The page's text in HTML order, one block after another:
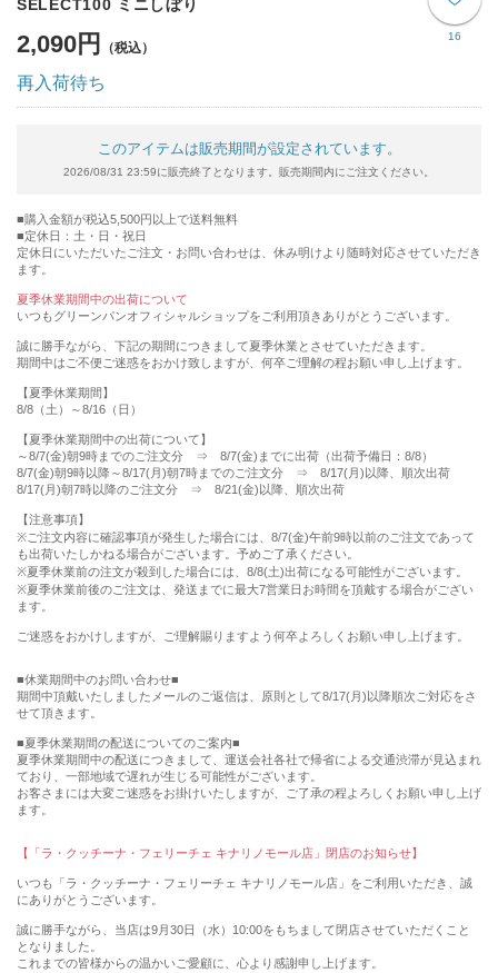
16
SELECT100 ミニしぼり
2,090円
再入荷待ち
このアイテムは販売期間が設定されています。
2026/08/31 23:59に販売終了となります。販売期間内にご注文ください。
購入金額が税込5,500円以上で送料無料
定休日：土・日・祝日
定休日にいただいたご注文・お問い合わせは、休み明けより随時対応させていただき
ます。
夏季休業期間中の出荷について
いつもグリーンパンオフィシャルショップをご利用頂きありがとうございます。
誠に勝手ながら、下記の期間につきまして夏季休業とさせていただきます。
期間中はご不便ご迷惑をおかけ致しますが、何卒ご理解の程お願い申し上げます。
【夏季休業期間】
8/8（土）～8/16（日）
【夏季休業期間中の出荷について】
～8/7(金)朝9時までのご注文分 ⇒ 8/7(金)までに出荷（出荷予備日：8/8）
8/7(金)朝9時以降～8/17(月)朝7時までのご注文分 ⇒ 8/17(月)以降、順次出荷
8/17(月)朝7時以降のご注文分 ⇒ 8/21(金)以降、順次出荷
【注意事項】
※ご注文内容に確認事項が発生した場合には、8/7(金)午前9時以前のご注文であって
も出荷いたしかねる場合がございます。予めご了承ください。
※夏季休業前の注文が殺到した場合には、8/8(土)出荷になる可能性がございます。
※夏季休業前後のご注文は、発送までに最大7営業日お時間を頂戴する場合がござい
ます。
ご迷惑をおかけしますが、ご理解賜りますよう何卒よろしくお願い申し上げます。
■休業期間中のお問い合わせ■
期間中頂戴いたしましたメールのご返信は、原則として8/17(月)以降順次ご対応をさ
せて頂きます。
■夏季休業期間の配送についてのご案内■
夏季休業期間中の配送につきまして、運送会社各社で帰省による交通渋滞が見込まれ
ており、一部地域で遅れが生じる可能性がございます。
お客さまには大変ご迷惑をお掛けいたしますが、ご了承の程よろしくお願い申し上げ
ます。
【「ラ・クッチーナ・フェリーチェ キナリノモール店」閉店のお知らせ】
いつも「ラ・クッチーナ・フェリーチェ キナリノモール店」をご利用いただき、誠
にありがとうございます。
誠に勝手ながら、当店は9月30日（水）10:00をもちまして閉店させていただくこと
となりました。
これまでの皆様からの温かいご愛顧に、心より感謝申し上げます。